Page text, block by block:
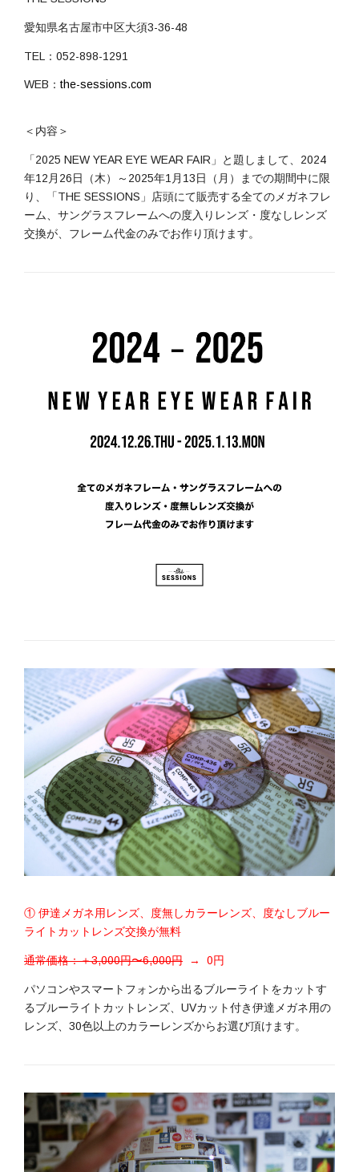
愛知県名古屋市中区大須3-36-48
TEL：052-898-1291
WEB： the-sessions.com
＜内容＞
「2025 NEW YEAR EYE WEAR FAIR」と題しまして、2024
年12月26日（木）～2025年1月13日（月）までの期間中に限
り、「THE SESSIONS」店頭にて販売する全てのメガネフレ
ーム、サングラスフレームへの度入りレンズ・度なしレンズ
交換が、フレーム代金のみでお作り頂けます。
① 伊達メガネ用レンズ、度無しカラーレンズ、度なしブルー
ライトカットレンズ交換が無料
通常価格：＋3,000円〜6,000円 → 0円
パソコンやスマートフォンから出るブルーライトをカットす
るブルーライトカットレンズ、UVカット付き伊達メガネ用の
レンズ、30色以上のカラーレンズからお選び頂けます。